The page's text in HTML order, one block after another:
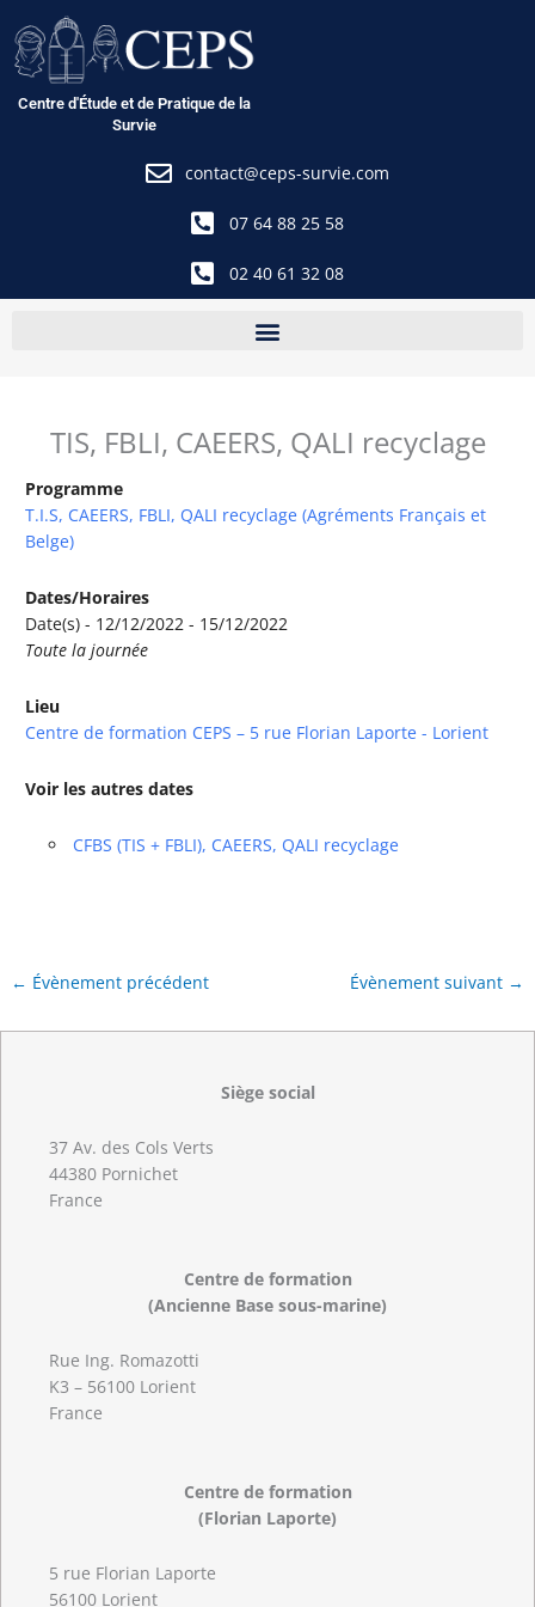
au
contenu
Centre d'Étude et de Pratique de la
Survie
contact@ceps-survie.com
07 64 88 25 58
02 40 61 32 08
TIS, FBLI, CAEERS, QALI recyclage
Programme
T.I.S, CAEERS, FBLI, QALI recyclage (Agréments Français et
Belge)
Dates/Horaires
Date(s) - 12/12/2022 - 15/12/2022
Toute la journée
Lieu
Centre de formation CEPS – 5 rue Florian Laporte - Lorient
Voir les autres dates
CFBS (TIS + FBLI), CAEERS, QALI recyclage
← Évènement précédent Évènement suivant →
Siège social
37 Av. des Cols Verts
44380 Pornichet
France
Centre de formation
(Ancienne Base sous-marine)
Rue Ing. Romazotti
K3 – 56100 Lorient
France
Centre de formation
(Florian Laporte)
5 rue Florian Laporte
56100 Lorient